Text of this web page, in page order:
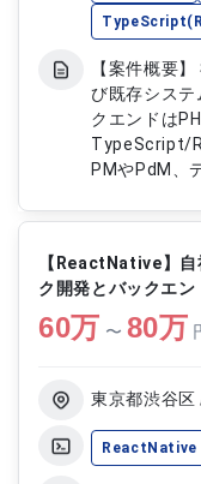
【案件概要
び既存システ
クエンドは
TypeScript/
PMやPdM、
と新機能追
機能開発 ・
ド（PHP/
（
新機能の設計
【ReactNative】
ク開発とバックエン
60万 〜 80万
東京都渋谷
ReactNative